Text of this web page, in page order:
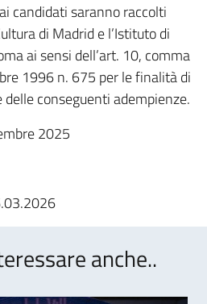
candidati saranno raccolti
di Madrid e l’Istituto di
ai sensi dell’art. 10, comma
1996 n. 675 per le finalità di
conseguenti adempienze.
2025
anche..